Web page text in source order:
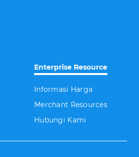
Enterprise Resource
Informasi Harga
Merchant Resources
Hubungi Kami